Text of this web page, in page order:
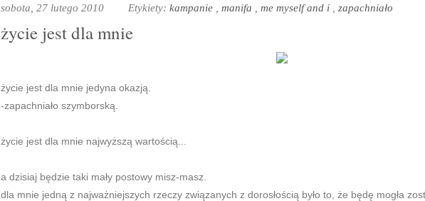
sobota, 27 lutego 2010 Etykiety: kampanie manifa me myself and i zapachniało
życie jest dla mnie
życie jest dla mnie jedyna okazją.
-zapachniało szymborską.
życie jest dla mnie najwyższą wartością...
a dzisiaj będzie taki mały postowy misz-masz.
dla mnie jedną z najważniejszych rzeczy związanych z dorosłością było to, że będę mogła